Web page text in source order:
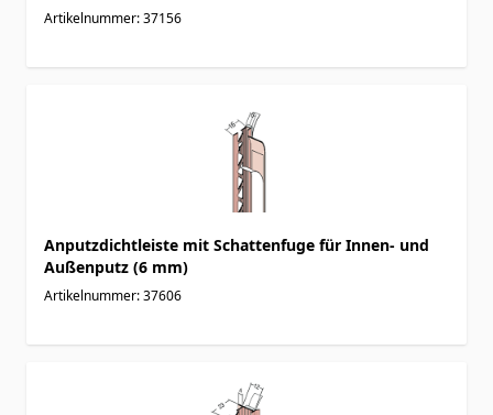
Artikelnummer: 37156
Anputzdichtleiste mit Schattenfuge für Innen- und
Außenputz (6 mm)
Artikelnummer: 37606